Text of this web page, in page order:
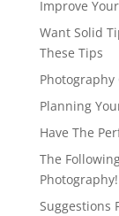
Improve
Want Solid
These Tips
Photography
Planning
Have The
The
Photography!
Suggestions